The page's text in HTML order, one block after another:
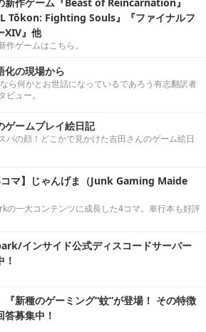
Tōkon: Fighting Souls』『ファイナルフ
XIV』他
作ゲームはこちら。
化の現場から
ら何かとお世話になっているであろう有志翻訳者
ビュー。
ゲームプレイ絵日記
パの顔！どこかで見かけた吉田さんのゲーム絵日
コマ】じゃんげま（Junk Gaming Maide
の一大コンテンツに成長した4コマ。単行本も好評
インサイド公式ディスコードサーバー
『新種のゲーミング“蚊”が登場！ その特徴
答募集中！